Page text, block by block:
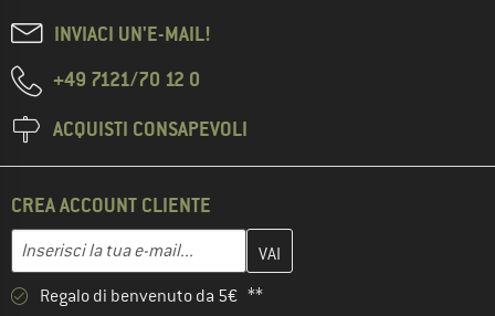
INVIACI UN'E-MAIL!
+49 7121/70 12 0
ACQUISTI CONSAPEVOLI
CREA ACCOUNT CLIENTE
Indirizzo e-mail
Inserisci qui il tuo indirizzo e-mail e crea il tuo account cliente
Regalo di benvenuto da 5€ **